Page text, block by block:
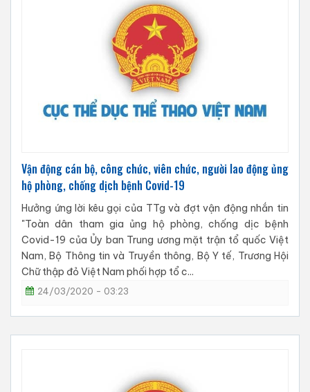
Vận động cán bộ, công chức, viên chức, người lao động ủng
hộ phòng, chống dịch bệnh Covid-19
Hưởng ứng lời kêu gọi của TTg và đợt vận động nhắn tin
"Toàn dân tham gia ủng hộ phòng, chống dịc bệnh
Covid-19 của Ủy ban Trung ương mặt trận tổ quốc Việt
Nam, Bộ Thông tin và Truyền thông, Bộ Y tế, Trương Hội
Chữ thập đỏ Việt Nam phối hợp tổ c...
24/03/2020 - 03:23